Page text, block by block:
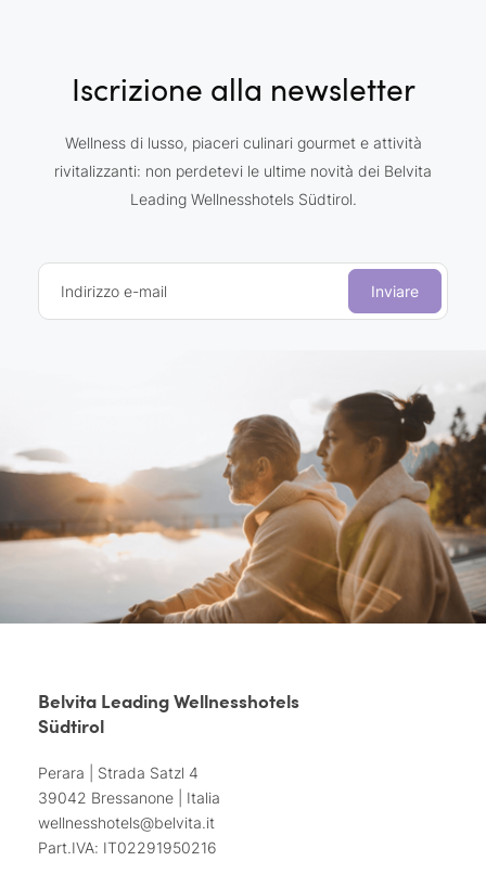
Iscrizione alla newsletter
Wellness di lusso, piaceri culinari gourmet e attività
rivitalizzanti: non perdetevi le ultime novità dei Belvita
Leading Wellnesshotels Südtirol.
Indirizzo e-mail Inviare
Belvita Leading Wellnesshotels
Südtirol
Perara | Strada Satzl 4
39042 Bressanone | Italia
wellnesshotels@belvita.it
Part.IVA: IT02291950216